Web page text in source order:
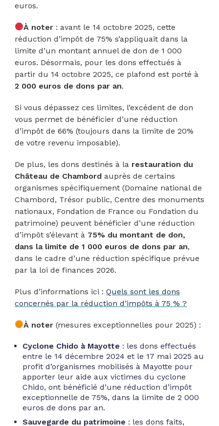
euros.
À noter : avant le 14 octobre 2025, cette
réduction d’impôt de 75% s’appliquait dans la
limite d’un montant annuel de don de 1 000
euros. Désormais, pour les dons effectués à
partir du 14 octobre 2025, ce plafond est porté à
2 000 euros de dons par an.
Si vous dépassez ces limites, l’excédent de don
vous permet de bénéficier d’une réduction
d’impôt de 66% (toujours dans la limite de 20%
de votre revenu imposable).
De plus, les dons destinés à la restauration du
Château de Chambord auprès de certains
organismes spécifiquement (Domaine national de
Chambord, Trésor public, Centre des monuments
nationaux, Fondation de France ou Fondation du
patrimoine) peuvent bénéficier d’une réduction
d’impôt s’élevant à 75% du montant de don,
dans la limite de 1 000 euros de dons par an,
dans le cadre d’une réduction spécifique prévue
par la loi de finances 2026.
Plus d’informations ici : Quels sont les dons
concernés par la réduction d’impôts à 75 % ?
À noter(mesures exceptionnelles pour 2025) :
Cyclone Chido à Mayotte : les dons effectués
entre le 14 décembre 2024 et le 17 mai 2025 au
profit d’organismes mobilisés à Mayotte pour
apporter leur aide aux victimes du cyclone
Chido, ont bénéficié d’une réduction d’impôt
exceptionnelle de 75%, dans la limite de 2 000
euros de dons par an.
Sauvegarde du patrimoine : les dons faits,